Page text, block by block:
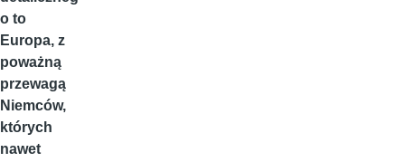
o to
Europa, z
poważną
przewagą
Niemców,
których
nawet